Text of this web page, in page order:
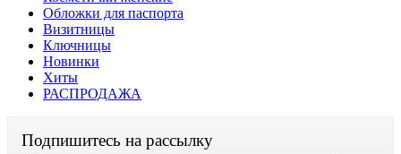
Обложки для паспорта
Визитницы
Ключницы
Новинки
Хиты
РАСПРОДАЖА
Подпишитесь на рассылку